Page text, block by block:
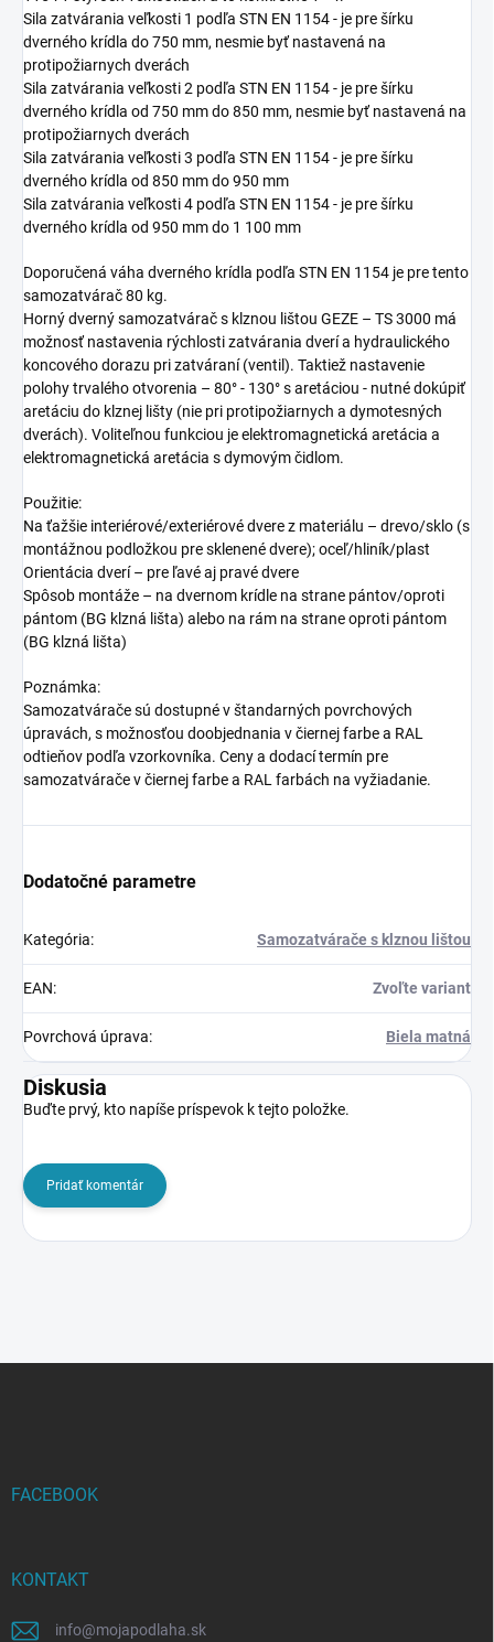
Sila zatvárania veľkosti 1 podľa STN EN 1154 - je pre šírku
dverného krídla do 750 mm, nesmie byť nastavená na
protipožiarnych dverách
Sila zatvárania veľkosti 2 podľa STN EN 1154 - je pre šírku
dverného krídla od 750 mm do 850 mm, nesmie byť nastavená na
protipožiarnych dverách
Sila zatvárania veľkosti 3 podľa STN EN 1154 - je pre šírku
dverného krídla od 850 mm do 950 mm
Sila zatvárania veľkosti 4 podľa STN EN 1154 - je pre šírku
dverného krídla od 950 mm do 1 100 mm
Doporučená váha dverného krídla podľa STN EN 1154 je pre tento
samozatvárač 80 kg.
Horný dverný samozatvárač s klznou lištou GEZE – TS 3000 má
možnosť nastavenia rýchlosti zatvárania dverí a hydraulického
koncového dorazu pri zatváraní (ventil). Taktiež nastavenie
polohy trvalého otvorenia – 80° - 130° s aretáciou - nutné dokúpiť
aretáciu do klznej lišty (nie pri protipožiarnych a dymotesných
dverách). Voliteľnou funkciou je elektromagnetická aretácia a
elektromagnetická aretácia s dymovým čidlom.
Použitie:
Na ťažšie interiérové/exteriérové dvere z materiálu – drevo/sklo (s
montážnou podložkou pre sklenené dvere); oceľ/hliník/plast
Orientácia dverí – pre ľavé aj pravé dvere
Spôsob montáže – na dvernom krídle na strane pántov/oproti
pántom (BG klzná lišta) alebo na rám na strane oproti pántom
(BG klzná lišta)
Poznámka:
Samozatvárače sú dostupné v štandarných povrchových
úpravách, s možnosťou doobjednania v čiernej farbe a RAL
odtieňov podľa vzorkovníka. Ceny a dodací termín pre
samozatvárače v čiernej farbe a RAL farbách na vyžiadanie.
Dodatočné parametre
Kategória: Samozatvárače s klznou lištou
EAN: Zvoľte variant
Povrchová úprava: Biela matná
Diskusia
Buďte prvý, kto napíše príspevok k tejto položke.
Pridať komentár
FACEBOOK
KONTAKT
info@mojapodlaha.sk